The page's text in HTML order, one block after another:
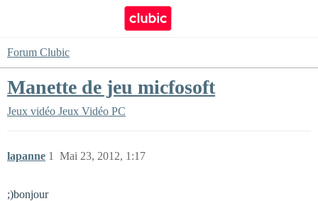
Forum Clubic
Manette de jeu micfosoft
Jeux vidéo Jeux Vidéo PC
lapanne Mai 23, 2012, 1:17
1
;)bonjour